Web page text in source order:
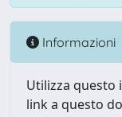
Informazioni
Utilizza questo
link a questo